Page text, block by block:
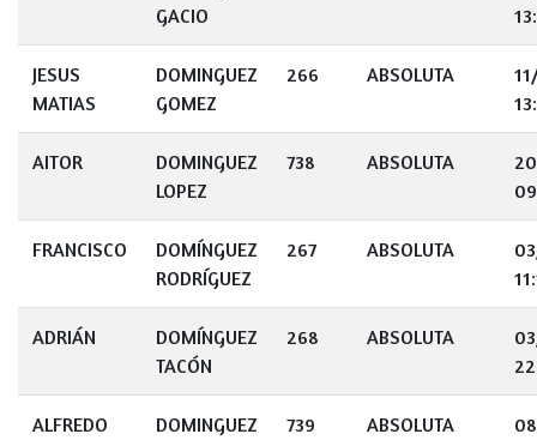
GACIO
JESUS
MATIAS
DOMINGUEZ
GOMEZ
266 ABSOLUTA
AITOR
DOMINGUEZ
LOPEZ
738 ABSOLUTA
FRANCISCO
DOMÍNGUEZ
RODRÍGUEZ
267 ABSOLUTA
ADRIÁN
DOMÍNGUEZ
TACÓN
268 ABSOLUTA
ALFREDO
DOMINGUEZ
739 ABSOLUTA